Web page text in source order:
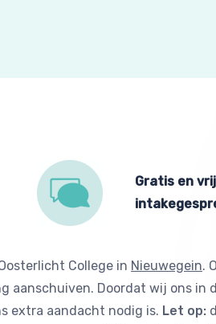
Gratis en
College in Nieuwegein.
aanschuiven. Doordat wij ons
extra aandacht nodig is. Let op: